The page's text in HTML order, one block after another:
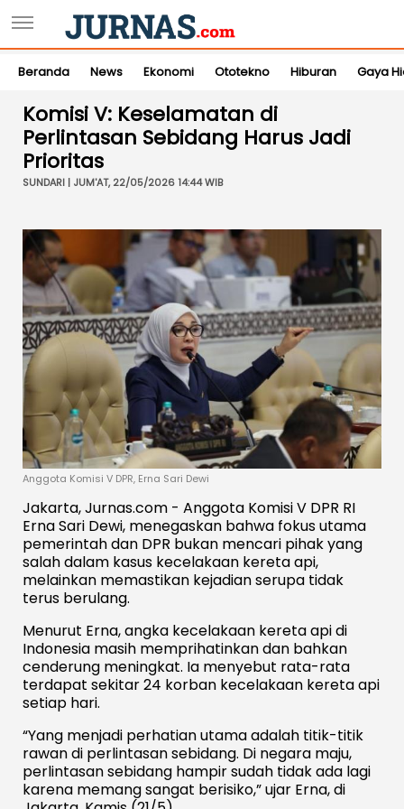
Beranda News Ekonomi Ototekno Hiburan Gaya
Komisi V: Keselamatan di
Perlintasan Sebidang Harus Jadi
Prioritas
SUNDARI | JUM'AT, 22/05/2026 14:44 WIB
Anggota Komisi V DPR, Erna Sari Dewi
Jakarta, Jurnas.com - Anggota Komisi V DPR RI
Erna Sari Dewi, menegaskan bahwa fokus utama
pemerintah dan DPR bukan mencari pihak yang
salah dalam kasus kecelakaan kereta api,
melainkan memastikan kejadian serupa tidak
terus berulang.
Menurut Erna, angka kecelakaan kereta api di
Indonesia masih memprihatinkan dan bahkan
cenderung meningkat. Ia menyebut rata-rata
terdapat sekitar 24 korban kecelakaan kereta api
setiap hari.
“Yang menjadi perhatian utama adalah titik-titik
rawan di perlintasan sebidang. Di negara maju,
perlintasan sebidang hampir sudah tidak ada lagi
karena memang sangat berisiko,” ujar Erna,di